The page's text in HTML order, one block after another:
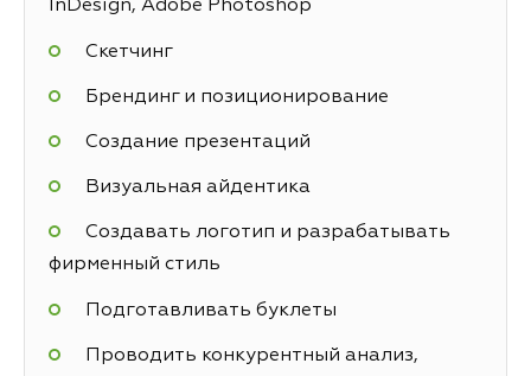
InDesign, Adobe Photoshop
Скетчинг
Брендинг и позиционирование
Создание презентаций
Визуальная айдентика
Создавать логотип и разрабатывать
фирменный стиль
Подготавливать буклеты
Проводить конкурентный анализ,